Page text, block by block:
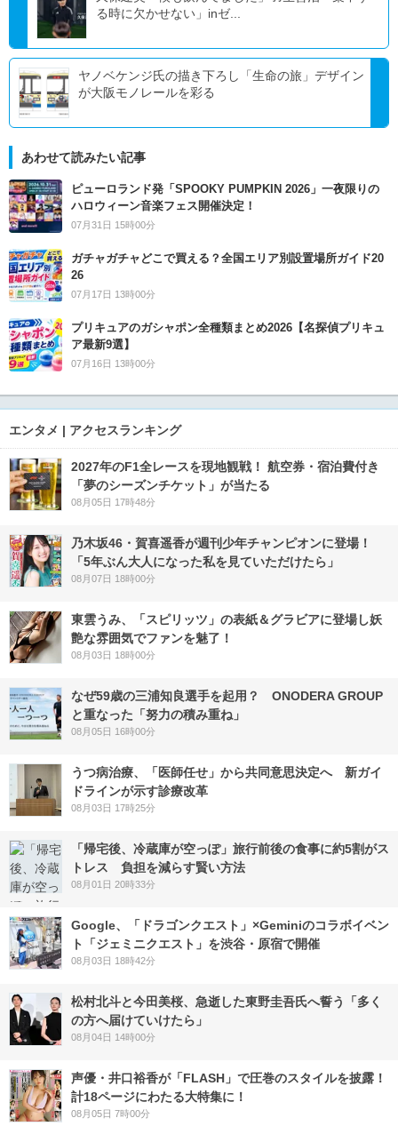
る時に欠かせない」inゼ...
ヤノベケンジ氏の描き下ろし「生命の旅」デザイン
が大阪モノレールを彩る
あわせて読みたい記事
ピューロランド発「SPOOKY PUMPKIN 2026」一夜限りの
ハロウィーン音楽フェス開催決定！
07月31日 15時00分
ガチャガチャどこで買える？全国エリア別設置場所ガイド20
26
07月17日 13時00分
プリキュアのガシャポン全種類まとめ2026【名探偵プリキュ
ア最新9選】
07月16日 13時00分
エンタメ | アクセスランキング
2027年のF1全レースを現地観戦！ 航空券・宿泊費付き
「夢のシーズンチケット」が当たる
08月05日 17時48分
乃木坂46・賀喜遥香が週刊少年チャンピオンに登場！
「5年ぶん大人になった私を見ていただけたら」
08月07日 18時00分
東雲うみ、「スピリッツ」の表紙＆グラビアに登場し妖
艶な雰囲気でファンを魅了！
08月03日 18時00分
なぜ59歳の三浦知良選手を起用？ ONODERA GROUP
と重なった「努力の積み重ね」
08月05日 16時00分
うつ病治療、「医師任せ」から共同意思決定へ 新ガイ
ドラインが示す診療改革
08月03日 17時25分
「帰宅後、冷蔵庫が空っぽ」旅行前後の食事に約5割がス
トレス 負担を減らす賢い方法
08月01日 20時33分
Google、「ドラゴンクエスト」×Geminiのコラボイベン
ト「ジェミニクエスト」を渋谷・原宿で開催
08月03日 18時42分
松村北斗と今田美桜、急逝した東野圭吾氏へ誓う「多く
の方へ届けていけたら」
08月04日 14時00分
声優・井口裕香が「FLASH」で圧巻のスタイルを披露！
計18ページにわたる大特集に！
08月05日 7時00分